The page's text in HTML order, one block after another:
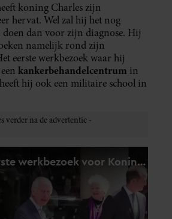
koning Charles zijn
hervat. Wel zal hij het nog
doen dan voor zijn diagnose. Hij
namelijk rond zijn
eerste werkbezoek waar hij
kankerbehandelcentrum in
hij ook een militaire school in